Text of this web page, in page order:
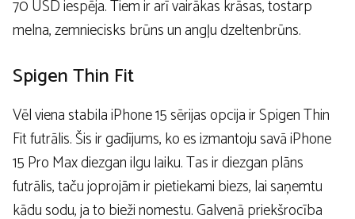
70 USD iespēja. Tiem ir arī vairākas krāsas, tostarp
melna, zemniecisks brūns un angļu dzeltenbrūns.
Spigen Thin Fit
Vēl viena stabila iPhone 15 sērijas opcija ir Spigen Thin
Fit futrālis. Šis ir gadījums, ko es izmantoju savā iPhone
15 Pro Max diezgan ilgu laiku. Tas ir diezgan plāns
futrālis, taču joprojām ir pietiekami biezs, lai saņemtu
kādu sodu, ja to bieži nomestu. Galvenā priekšrocība